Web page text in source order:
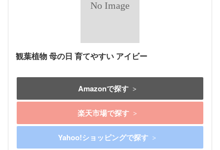
観葉植物 母の日 育てやすい アイビー
Amazonで探す
楽天市場で探す
Yahoo!ショッピングで探す